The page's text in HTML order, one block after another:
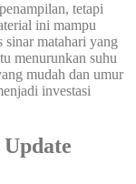
tetapi
ini mampu
sinar matahari yang
menurunkan suhu
mudah dan umur
investasi